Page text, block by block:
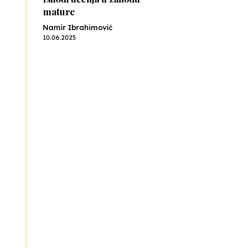
mature
Namir Ibrahimović
10.06.2025